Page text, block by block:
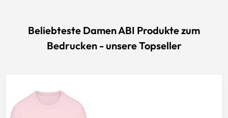
Beliebteste Damen ABI Produkte zum
Bedrucken - unsere Topseller